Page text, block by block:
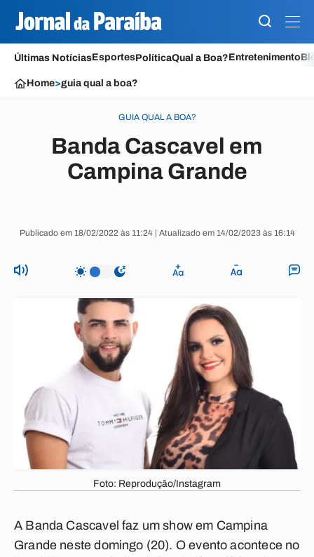
Últimas NotíciasEsportesPolíticaQual a Boa?Entretenimento
Home>guia qual a boa?
GUIA QUAL A BOA?
Banda Cascavel em
Campina Grande
Publicado em 18/02/2022 às 11:24 | Atualizado em 14/02/2023 às 16:14
Foto: Reprodução/Instagram
A Banda Cascavel faz um show em Campina
Grande neste domingo (20). O evento acontece no